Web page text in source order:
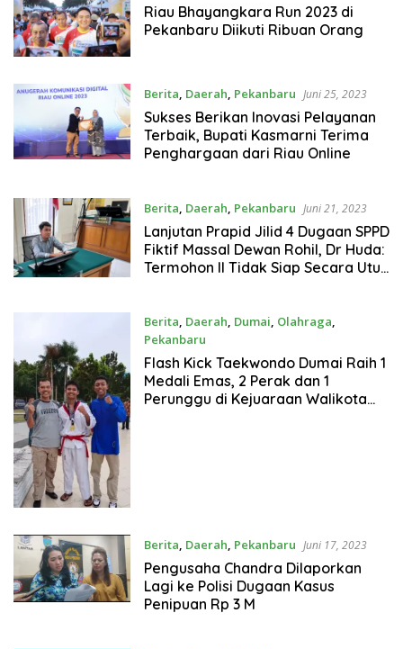
Agustus 6, 2023
Riau Bhayangkara Run 2023 di
Pekanbaru Diikuti Ribuan Orang
Berita, Daerah, Pekanbaru Juni 25, 2023
Sukses Berikan Inovasi Pelayanan
Terbaik, Bupati Kasmarni Terima
Penghargaan dari Riau Online
Berita, Daerah, Pekanbaru Juni 21, 2023
Lanjutan Prapid Jilid 4 Dugaan SPPD
Fiktif Massal Dewan Rohil, Dr Huda:
Termohon II Tidak Siap Secara Utuh
Berita, Daerah, Dumai, Olahraga,
Pekanbaru
Juni 19, 2023
Flash Kick Taekwondo Dumai Raih 1
Medali Emas, 2 Perak dan 1
Perunggu di Kejuaraan Walikota
Berita, Daerah, Pekanbaru Juni 17, 2023
Pengusaha Chandra Dilaporkan
Lagi ke Polisi Dugaan Kasus
Penipuan Rp 3 M